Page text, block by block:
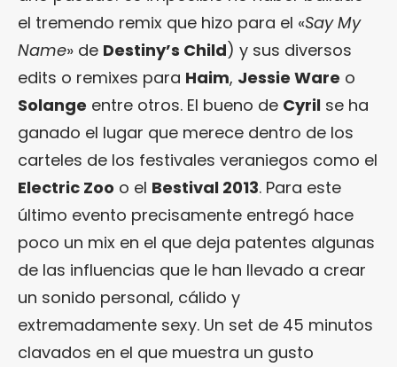
el tremendo remix que hizo para el «Say My
Name» de Destiny’s Child) y sus diversos
edits o remixes para Haim, Jessie Ware o
Solange entre otros. El bueno de Cyril se ha
ganado el lugar que merece dentro de los
carteles de los festivales veraniegos como el
Electric Zoo o el Bestival 2013. Para este
último evento precisamente entregó hace
poco un mix en el que deja patentes algunas
de las influencias que le han llevado a crear
un sonido personal, cálido y
extremadamente sexy. Un set de 45 minutos
clavados en el que muestra un gusto